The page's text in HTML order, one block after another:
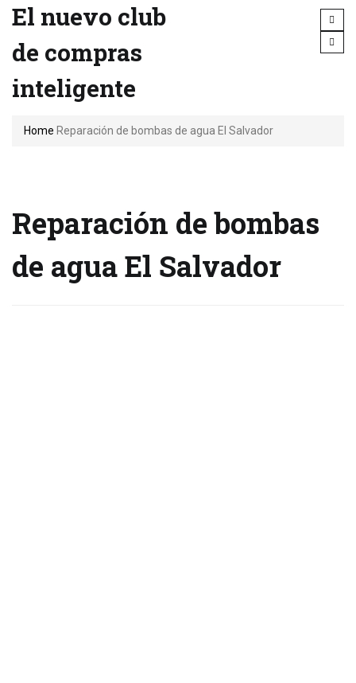
El nuevo club
de compras
inteligente
Home Reparación de bombas de agua El Salvador
Reparación de bombas
de agua El Salvador